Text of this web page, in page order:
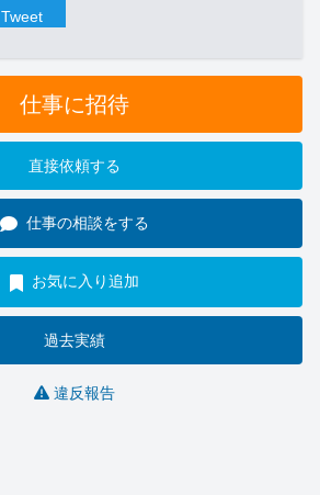
Tweet
仕事に招待
直接依頼する
仕事の相談をする
お気に入り追加
過去実績
違反報告